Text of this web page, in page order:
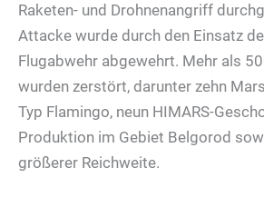
Raketen- und Drohnenangriff
Attacke wurde durch den Einsatz
Flugabwehr abgewehrt. Mehr als
wurden zerstört, darunter zehn
Typ Flamingo, neun HIMARS-
Produktion im Gebiet Belgorod
größerer Reichweite.